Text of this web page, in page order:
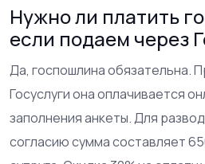
Нужно ли платить
если подаем через
Да, госпошлина обязательна.
Госуслуги она оплачивается
заполнения анкеты. Для
согласию сумма составляет